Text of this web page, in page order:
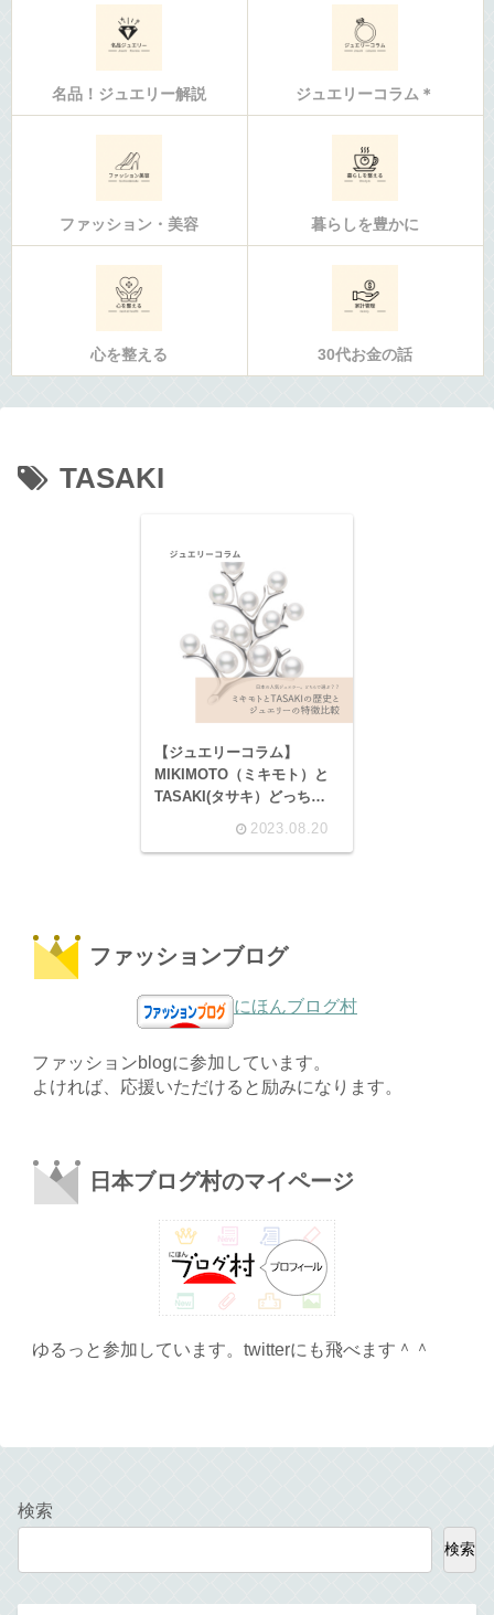
名品！ジュエリー解説 ジュエリーコラム＊
ファッション・美容 暮らしを豊かに
心を整える 30代お金の話
TASAKI
【ジュエリーコラム】
MIKIMOTO（ミキモト）と
TASAKI(タサキ）どっち？
2023.08.20
ファッションブログ
にほんブログ村
ファッションblogに参加しています。
よければ、応援いただけると励みになります。
日本ブログ村のマイページ
ゆるっと参加しています。twitterにも飛べます＾＾
検索
検索